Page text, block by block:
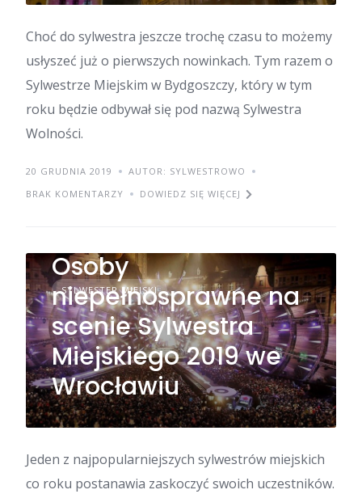
Choć do sylwestra jeszcze trochę czasu to możemy
usłyszeć już o pierwszych nowinkach. Tym razem o
Sylwestrze Miejskim w Bydgoszczy, który w tym
roku będzie odbywał się pod nazwą Sylwestra
Wolności.
20 GRUDNIA 2019
AUTOR: SYLWESTROWO
BRAK KOMENTARZY
DOWIEDZ SIĘ WIĘCEJ
SYLWESTER MIEJSKI
Osoby
niepełnosprawne na
scenie Sylwestra
Miejskiego 2019 we
Wrocławiu
Jeden z najpopularniejszych sylwestrów miejskich
co roku postanawia zaskoczyć swoich uczestników.